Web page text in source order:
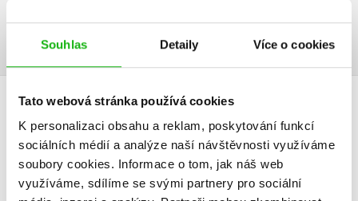
Souhlas Detaily Více o cookies
Tato webová stránka používá cookies
K personalizaci obsahu a reklam, poskytování funkcí
sociálních médií a analýze naší návštěvnosti využíváme
soubory cookies. Informace o tom, jak náš web
využíváme, sdílíme se svými partnery pro sociální
PDF Ukázka.pdf
HODNOCENÍ ČTENÁŘŮ
V současné době nejsou vytvořena žádná uživatelská hodnocení.
Vaše hodnocení